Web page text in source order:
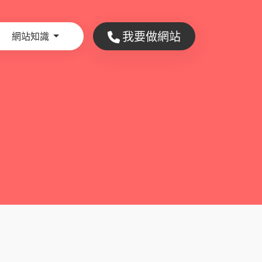
網站知識 我要做網站